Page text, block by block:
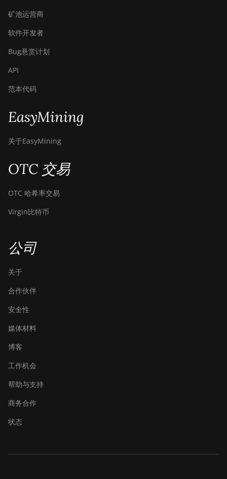
矿池运营商
软件开发者
Bug悬赏计划
API
范本代码
EasyMining
关于EasyMining
OTC 交易
OTC 哈希率交易
Virgin比特币
公司
关于
合作伙伴
安全性
媒体材料
博客
工作机会
帮助与支持
商务合作
状态